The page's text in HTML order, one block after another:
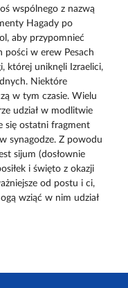
wspólnego z nazwą
Hagady po
aby przypomnieć
w erew Pesach
której uniknęli Izraelici,
Niektóre
w tym czasie. Wielu
udział w modlitwie
się ostatni fragment
synagodze. Z powodu
sijum (dosłownie
i święto z okazji
od postu i ci,
wziąć w nim udział